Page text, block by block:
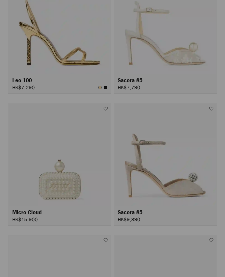
Leo 100
HK$7,290
Sacora 85
HK$7,790
Micro Cloud
HK$15,900
Sacora 85
HK$9,390